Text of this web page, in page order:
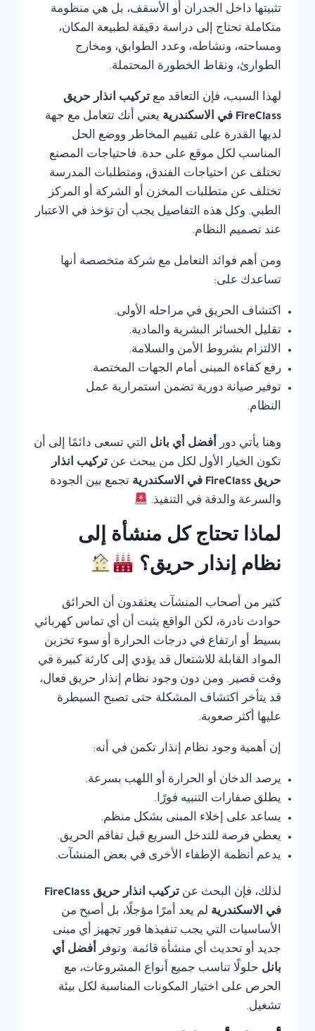
تثبيتها داخل الجدران أو الأسقف، بل هي منظومة
متكاملة تحتاج إلى دراسة دقيقة لطبيعة المكان،
ومساحته، ونشاطه، وعدد الطوابق، ومخارج
الطوارئ، ونقاط الخطورة المحتملة.
لهذا السبب، فإن التعاقد مع تركيب انذار حريق
FireClass في الاسكندرية
يعني أنك تتعامل مع جهة
لديها القدرة على تقييم المخاطر ووضع الحل
المناسب لكل موقع على حدة. فاحتياجات المصنع
تختلف عن احتياجات الفندق، ومتطلبات المدرسة
تختلف عن متطلبات المخزن أو الشركة أو المركز
الطبي. وكل هذه التفاصيل يجب أن تؤخذ في الاعتبار
عند تصميم النظام.
ومن أهم فوائد التعامل مع شركة متخصصة أنها
تساعدك على:
اكتشاف الحريق في مراحله الأولى.
تقليل الخسائر البشرية والمادية.
الالتزام بشروط الأمن والسلامة.
رفع كفاءة المبنى أمام الجهات المختصة.
توفير صيانة دورية تضمن استمرارية عمل
النظام.
وهنا يأتي دور أفضل أي بانل التي تسعى دائمًا إلى أن
تكون الخيار الأول لكل من يبحث عن تركيب انذار
حريق FireClass في الاسكندرية
تجمع بين الجودة
والسرعة والدقة في التنفيذ.
لماذا تحتاج كل منشأة إلى
نظام إنذار حريق؟
كثير من أصحاب المنشآت يعتقدون أن الحرائق
حوادث نادرة، لكن الواقع يثبت أن أي تماس كهربائي
بسيط أو ارتفاع في درجات الحرارة أو سوء تخزين
المواد القابلة للاشتعال قد يؤدي إلى كارثة كبيرة في
وقت قصير. ومن دون وجود نظام إنذار حريق فعال،
قد يتأخر اكتشاف المشكلة حتى تصبح السيطرة
عليها أكثر صعوبة.
إن أهمية وجود نظام إنذار تكمن في أنه:
يرصد الدخان أو الحرارة أو اللهب بسرعة.
يطلق صفارات التنبيه فورًا.
يساعد على إخلاء المبنى بشكل منظم.
يعطي فرصة للتدخل السريع قبل تفاقم الحريق.
يدعم أنظمة الإطفاء الأخرى في بعض المنشآت.
لذلك، فإن البحث عن
تركيب انذار حريق FireClass
في الاسكندرية لم يعد أمرًا مؤجلًا، بل أصبح من
الأساسيات التي يجب تنفيذها فور تجهيز أي مبنى
جديد أو تحديث أي منشأة قائمة. وتوفر أفضل أي
بانل حلولًا تناسب جميع أنواع المشروعات، مع
الحرص على اختيار المكونات المناسبة لكل بيئة
تشغيل.